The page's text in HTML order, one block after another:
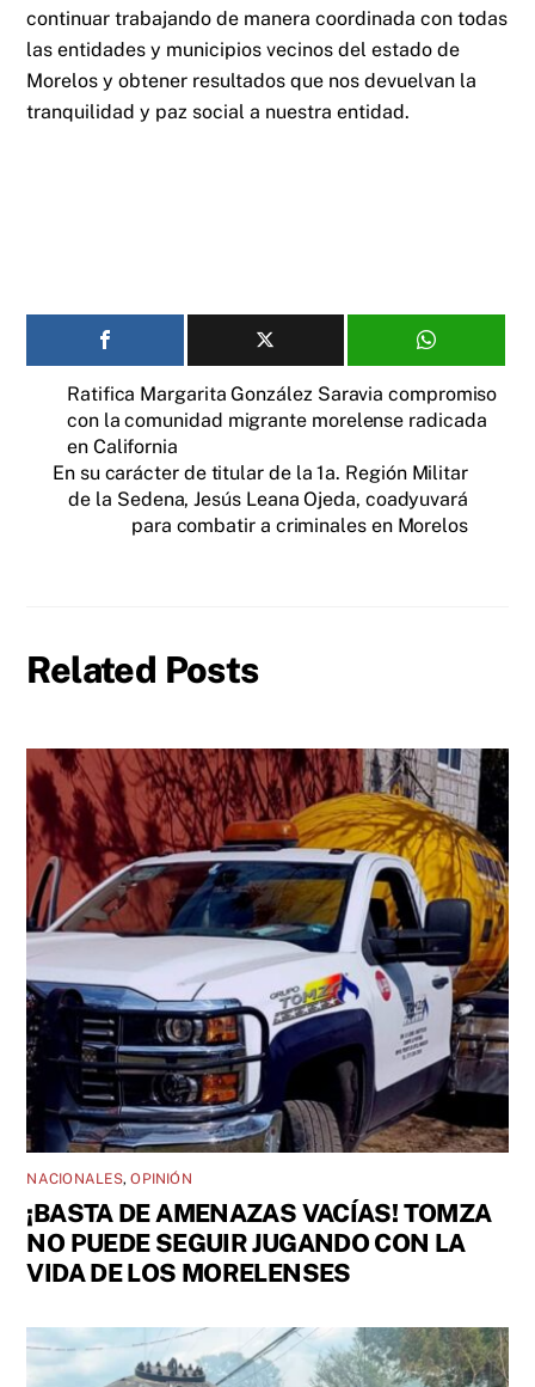
continuar trabajando de manera coordinada con todas
las entidades y municipios vecinos del estado de
Morelos y obtener resultados que nos devuelvan la
tranquilidad y paz social a nuestra entidad.
Ratifica Margarita González Saravia compromiso
con la comunidad migrante morelense radicada
en California
En su carácter de titular de la 1a. Región Militar
de la Sedena, Jesús Leana Ojeda, coadyuvará
para combatir a criminales en Morelos
Related Posts
NACIONALES,OPINIÓN
¡BASTA DE AMENAZAS VACÍAS! TOMZA
NO PUEDE SEGUIR JUGANDO CON LA
VIDA DE LOS MORELENSES